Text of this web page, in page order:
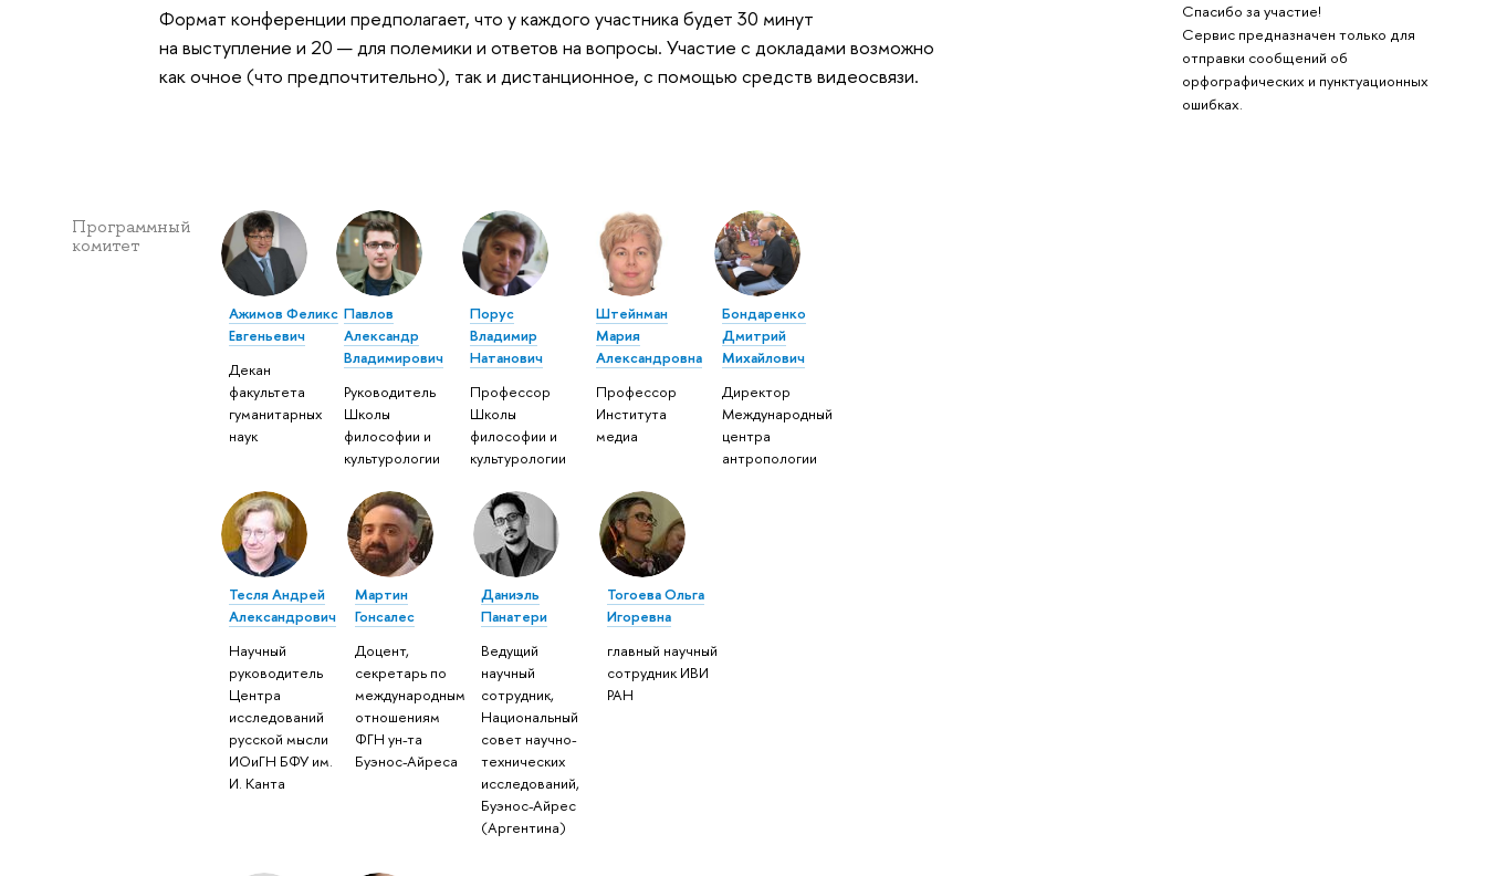
Спасибо за участие!
Сервис предназначен только для
отправки сообщений об
орфографических и пунктуационных
ошибках.
Формат конференции предполагает, что у каждого участника будет 30 минут
на выступление и 20 — для полемики и ответов на вопросы. Участие с докладами возможно
как очное (что предпочтительно), так и дистанционное, с помощью средств видеосвязи.
Программный
комитет
Ажимов Феликс
Евгеньевич
Декан
факультета
гуманитарных
наук
Павлов
Александр
Владимирович
Руководитель
Школы
философии и
культурологии
Порус
Владимир
Натанович
Профессор
Школы
философии и
культурологии
Штейнман
Мария
Александровна
Профессор
Института
медиа
Бондаренко
Дмитрий
Михайлович
Директор
Международный
центра
антропологии
Тесля Андрей
Александрович
Научный
руководитель
Центра
исследований
русской мысли
ИОиГН БФУ им.
И. Канта
Мартин
Гонсалес
Доцент,
секретарь по
международным
отношениям
ФГН ун-та
Буэнос-Айреса
Даниэль
Панатери
Ведущий
научный
сотрудник,
Национальный
совет научно-
технических
исследований,
Буэнос-Айрес
(Аргентина)
Тогоева Ольга
Игоревна
главный научный
сотрудник ИВИ
РАН